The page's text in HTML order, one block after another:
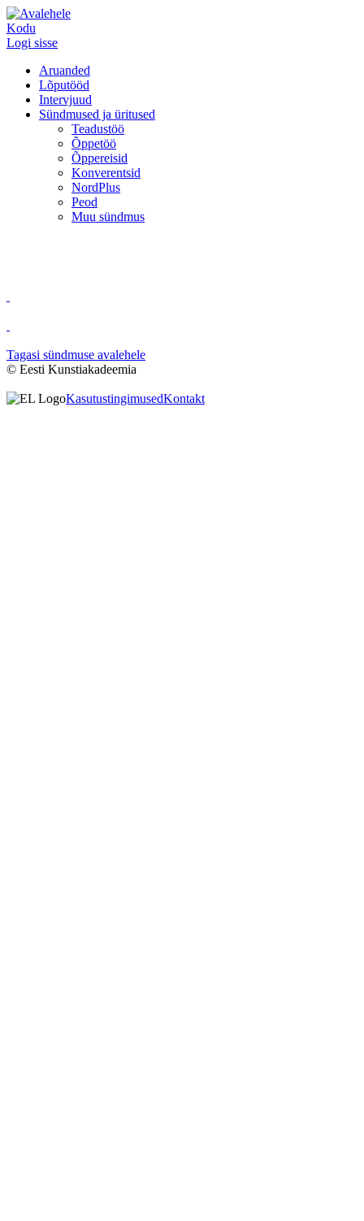
Kodu
Logi sisse
Aruanded
Lõputööd
Intervjuud
Sündmused ja üritused
Teadustöö
Õppetöö
Õppereisid
Konverentsid
NordPlus
Peod
Muu sündmus
Tagasi sündmuse avalehele
© Eesti Kunstiakadeemia
KasutustingimusedKontakt